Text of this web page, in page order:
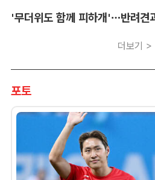
더보기 >
포토